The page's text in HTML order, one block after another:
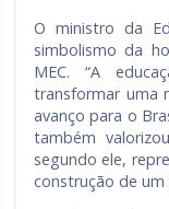
O ministro da
simbolismo da
MEC. “A
transformar uma
avanço para o
também
segundo ele,
construção de